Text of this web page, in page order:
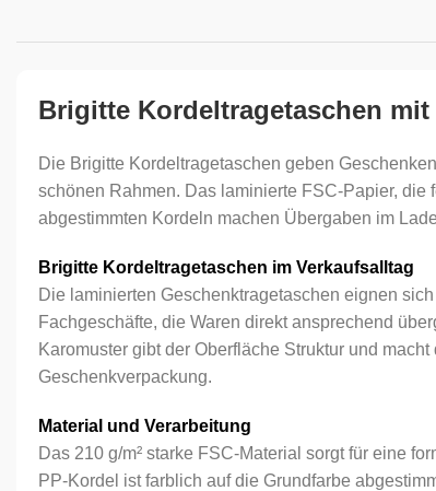
Brigitte Kordeltragetaschen
Die Brigitte Kordeltragetaschen geben
schönen Rahmen. Das laminierte FSC-Papier, die
abgestimmten Kordeln machen Übergaben im
Brigitte Kordeltragetaschen im Verkaufsalltag
Die laminierten Geschenktragetaschen eignen
Fachgeschäfte, die Waren direkt ansprechend
Karomuster gibt der Oberfläche Struktur und
Geschenkverpackung.
Material und Verarbeitung
Das 210 g/m² starke FSC-Material sorgt für eine
PP-Kordel ist farblich auf die Grundfarbe